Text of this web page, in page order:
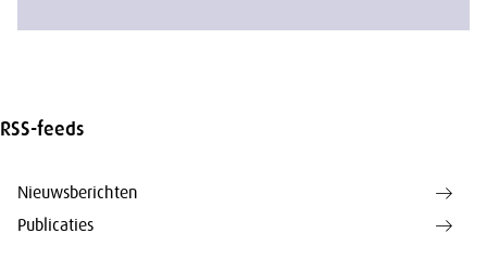
RSS-feeds
Nieuwsberichten
Publicaties